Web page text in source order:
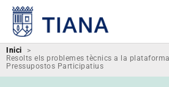
Inici
>
Resolts els problemes tècnics a la
Pressupostos Participatius